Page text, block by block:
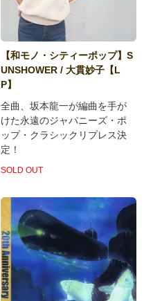
【和モノ・シティーポップ】S
UNSHOWER / 大貫妙子【L
P】
全曲、坂本龍一が編曲を手が
けた永遠のジャパニーズ・ポ
ップ・クラシックリプレス決
定！
SOLD OUT